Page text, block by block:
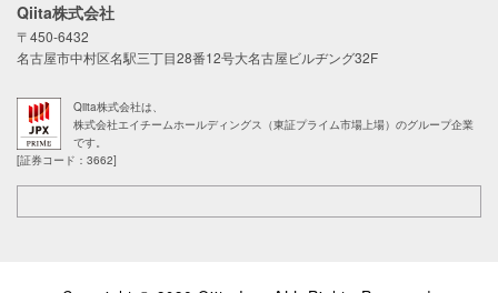
Qiita株式会社
〒450-6432
名古屋市中村区名駅三丁目28番12号大名古屋ビルヂング32F
Qiita株式会社は、
株式会社エイチームホールディングス（東証プライム市場上場）のグループ企業
です。
[証券コード：3662]